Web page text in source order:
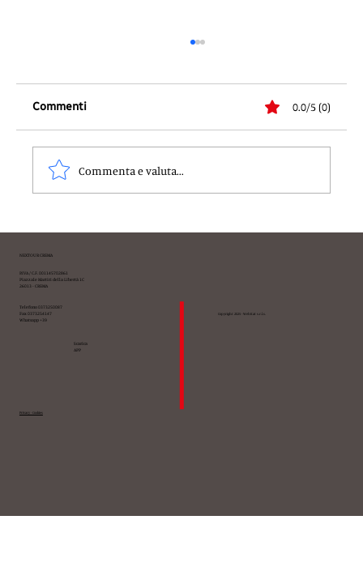
PUGLIA - TORRE CANNE (BR) -
Commenti 0.0/5 (0)
Commenta e valuta...
Copyright 2025 - WebKat s.r.l.s.
NEXTOUR CREMA
P.IVA / C.F. 001145702861
Piazzale Martiri della Libertà 1C
26013 - CREMA
Telefono 0373250087
Fax 0373254147
Whatsapp +39
Scarica
APP
Privacy - Cookies